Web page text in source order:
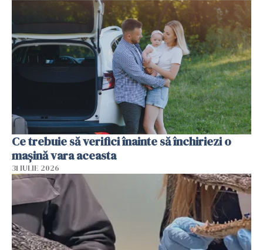
Ce trebuie să verifici înainte să închiriezi o
mașină vara aceasta
31 IULIE 2026